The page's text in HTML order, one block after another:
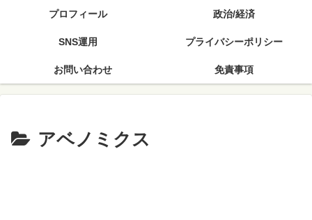
プロフィール 政治/経済
SNS運用 プライバシーポリシー
お問い合わせ 免責事項
アベノミクス